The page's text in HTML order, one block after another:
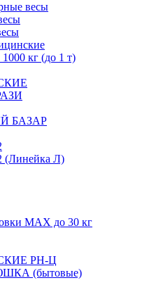
весы
кг (до 1 т)
БАЗАР
Л)
MAX до 30 кг
РН-Ц
(бытовые)